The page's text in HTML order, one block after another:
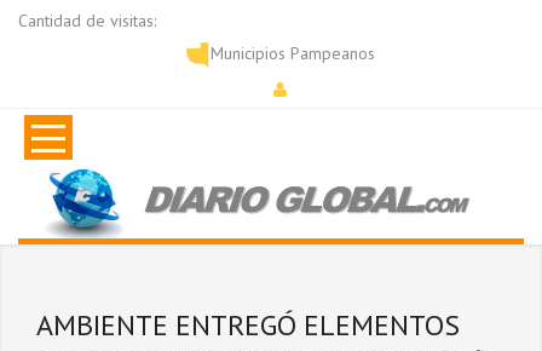
Cantidad de visitas:
Municipios Pampeanos
AMBIENTE ENTREGÓ ELEMENTOS